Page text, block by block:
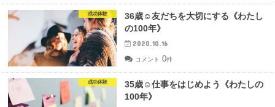
成功体験
36歳☺︎友だちを大切にする《わたし
の100年》
2020.10.16
コメント 0件
成功体験
35歳☺︎仕事をはじめよう《わたしの
100年》